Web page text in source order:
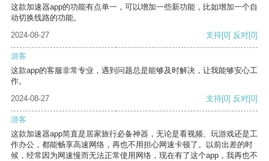
这款加速器app的功能有点单一，可以增加一些新功能，比如增加一个自
动切换线路的功能。
2024-08-27
支持[0] 反对[0]
游客
这款app的客服非常专业，遇到问题总是能够及时解决，让我能够安心工
作。
2024-08-27
支持[0] 反对[0]
游客
这款加速器app简直是居家旅行必备神器，无论是看视频、玩游戏还是工
作办公，都能畅享高速网络，再也不用担心网速卡顿了。以前出差的时
候，经常因为网速慢而无法正常使用网络，现在有了这个app，我再也不